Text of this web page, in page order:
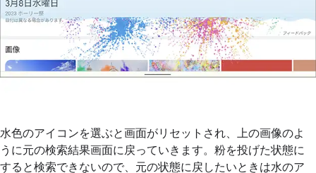
水色のアイコンを選ぶと画面がリセットされ、上の画像のよ
うに元の検索結果画面に戻っていきます。粉を投げた状態に
すると検索できないので、元の状態に戻したいときは水のア